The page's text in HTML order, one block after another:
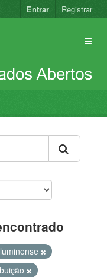
Entrar Registrar